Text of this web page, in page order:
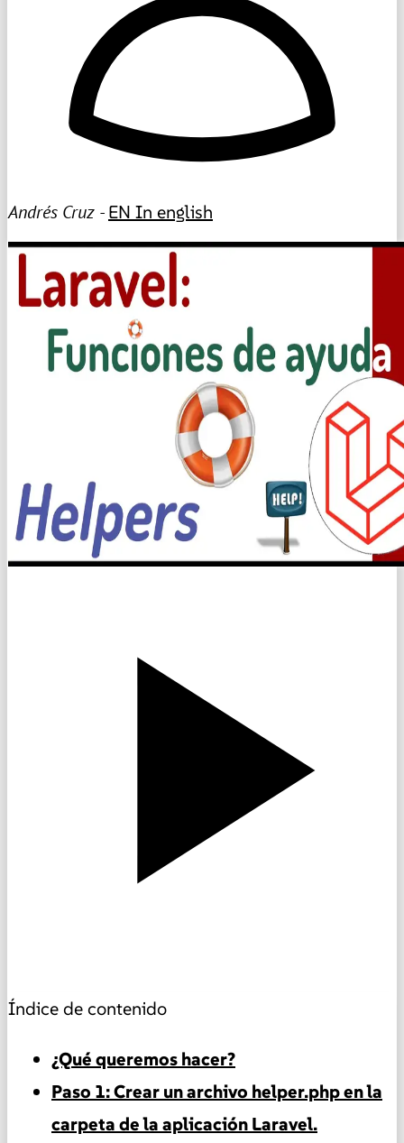
Andrés Cruz -EN In english
Índice de contenido
¿Qué queremos hacer?
Paso 1: Crear un archivo helper.php en la
carpeta de la aplicación Laravel.